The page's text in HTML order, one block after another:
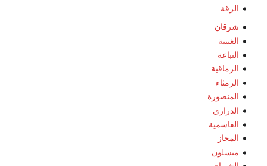
الرقة
شرقان
الغبيبة
النباعة
الرماقية
الرمثاء
المنصورة
الدراري
القاسمية
المجاز
ميسلون